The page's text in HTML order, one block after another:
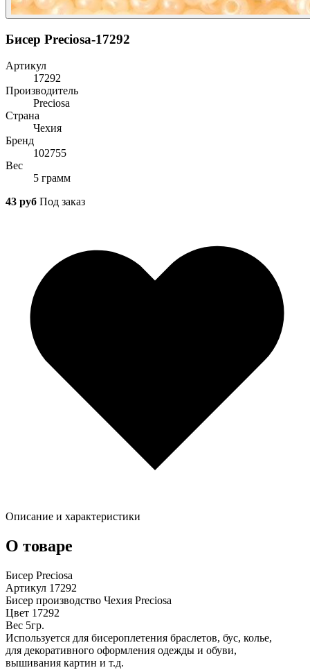
Бисер Preciosa-17292
Артикул
17292
Производитель
Preciosa
Страна
Чехия
Бренд
102755
Вес
5 грамм
43 руб Под заказ
Описание и характеристики
О товаре
Бисер Preciosa
Артикул 17292
Бисер производство Чехия Preciosa
Цвет 17292
Вес 5гр.
Используется для бисероплетения браслетов, бус, колье,
для декоративного оформления одежды и обуви,
вышивания картин и т.д.